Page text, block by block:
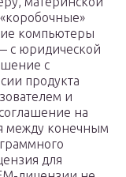
компьютеры
с юридической
с
продукта
и
на
между конечным
для